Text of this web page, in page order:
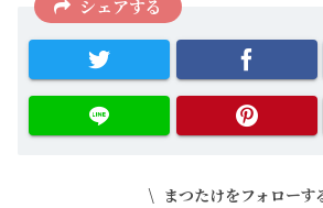
シェアする
まつたけをフォローす